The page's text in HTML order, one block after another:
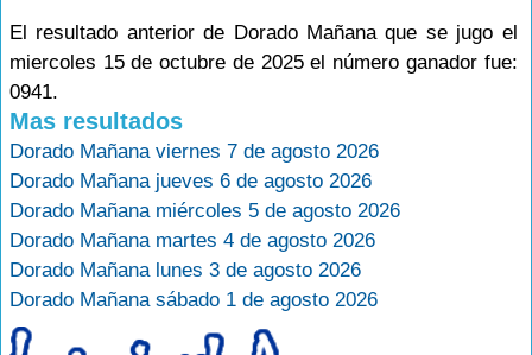
El resultado anterior de Dorado Mañana que se jugo el
miercoles 15 de octubre de 2025 el número ganador fue:
0941.
Mas resultados
Dorado Mañana viernes 7 de agosto 2026
Dorado Mañana jueves 6 de agosto 2026
Dorado Mañana miércoles 5 de agosto 2026
Dorado Mañana martes 4 de agosto 2026
Dorado Mañana lunes 3 de agosto 2026
Dorado Mañana sábado 1 de agosto 2026